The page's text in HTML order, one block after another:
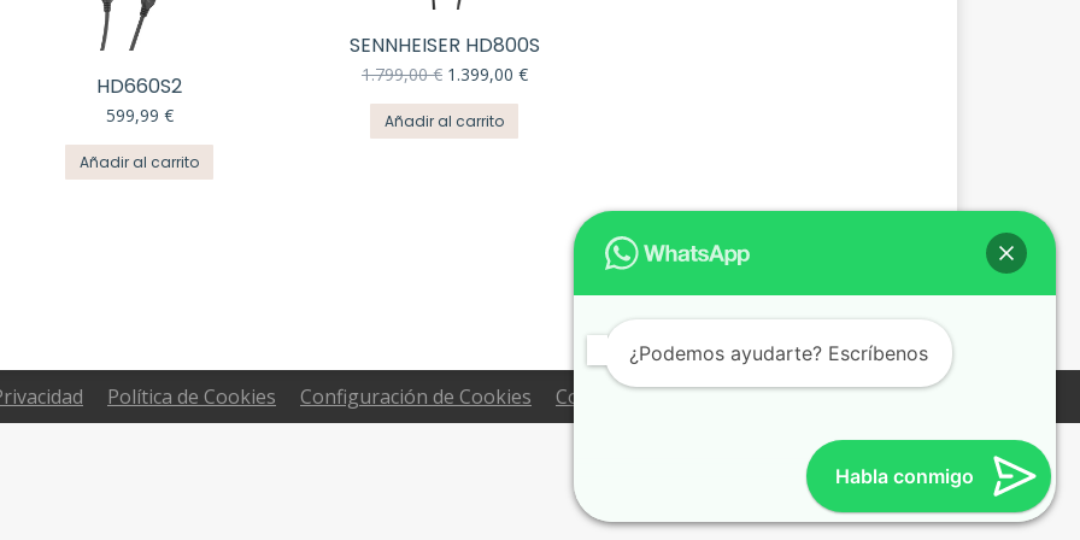
HD660S2
599,99 €
Añadir al carrito
SENNHEISER HD800S
1.799,00€ El
original
era:
1.399,00 €El
Añadir al carrito
Política de Cookies Configuración de Cookies Condiciones de venta
¿Podemos ayudarte? Escríbenos
Habla conmigo